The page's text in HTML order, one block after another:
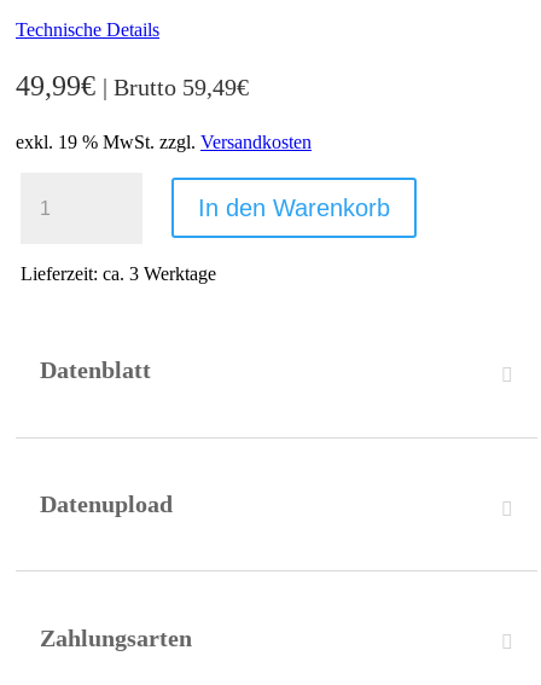
Technische Details
49,99€ | Brutto 59,49€
exkl. 19 % MwSt. zzgl. Versandkosten
AUFSTELLER
-
MENGE
In den Warenkorb
Lieferzeit:ca. 3 Werktage
Datenblatt
Datenupload
Zahlungsarten